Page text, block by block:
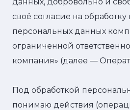
своё согласие на
персональных данных
ограниченной
компания» (далее —
Под обработкой
понимаю действия